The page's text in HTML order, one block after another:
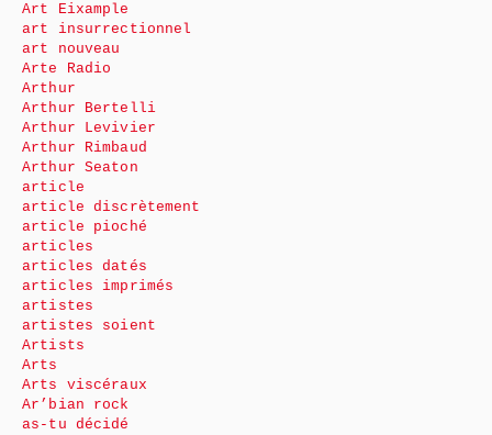
Art Eixample
art insurrectionnel
art nouveau
Arte Radio
Arthur
Arthur Bertelli
Arthur Levivier
Arthur Rimbaud
Arthur Seaton
article
article discrètement
article pioché
articles
articles datés
articles imprimés
artistes
artistes soient
Artists
Arts
Arts viscéraux
Ar’bian rock
as-tu décidé